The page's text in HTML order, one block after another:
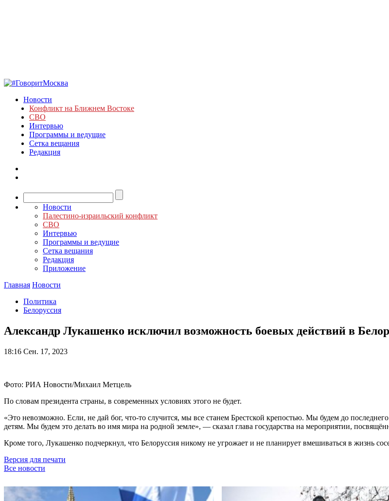
Новости
Конфликт на Ближнем Востоке
СВО
Интервью
Программы и ведущие
Сетка вещания
Редакция
Новости
Палестино-израильский конфликт
СВО
Интервью
Программы и ведущие
Сетка вещания
Редакция
Приложение
Главная Новости
Политика
Белоруссия
Александр Лукашенко исключил возможность боевых действий в
18:16 Сен. 17, 2023
Фото: РИА Новости/Михаил Метцель
По словам президента страны, в современных условиях этого не будет.
«Это невозможно. Если, не дай бог, что-то случится, мы все станем Брестской крепостью. Мы будем до
детям. Мы будем это делать во имя мира на родной земле», — сказал глава государства на мероприятии,
Кроме того, Лукашенко подчеркнул, что Белоруссия никому не угрожает и не планирует вмешиваться в жизнь
Версия для печати
Все новости